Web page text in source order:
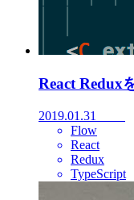
React Redux
2019.01.31
Flow
React
Redux
TypeScript